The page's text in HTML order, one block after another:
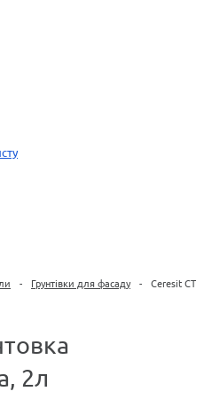
- Грунтівки для фасаду -
Ceresit CT
2л